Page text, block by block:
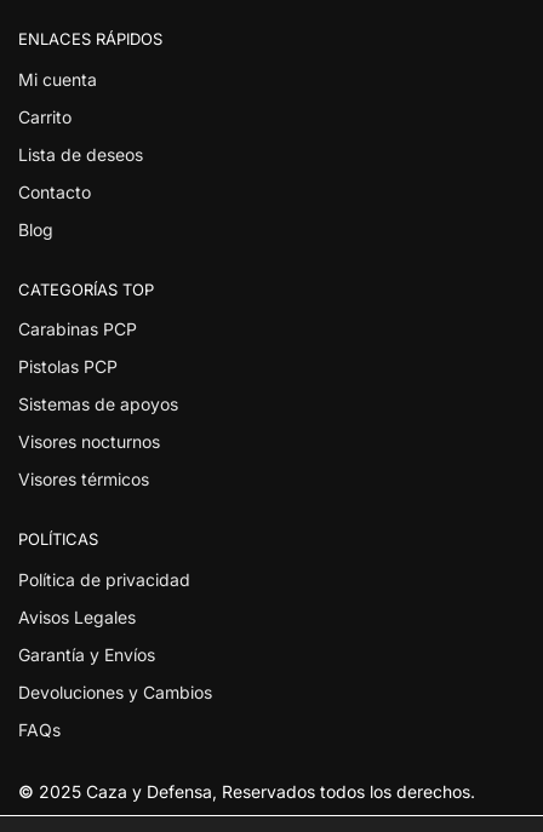
ENLACES RÁPIDOS
Mi cuenta
Carrito
Lista de deseos
Contacto
Blog
CATEGORÍAS TOP
Carabinas PCP
Pistolas PCP
Sistemas de apoyos
Visores nocturnos
Visores térmicos
POLÍTICAS
Política de privacidad
Avisos Legales
Garantía y Envíos
Devoluciones y Cambios
FAQs
© 2025 Caza y Defensa, Reservados todos los derechos.